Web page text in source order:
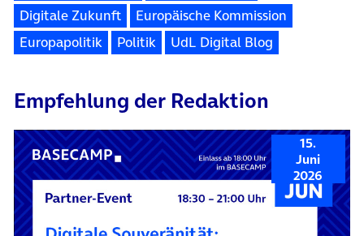
Digitale Zukunft
Europäische Kommission
Europapolitik
Politik UdL Digital Blog
Empfehlung der Redaktion
15.
Juni
2026